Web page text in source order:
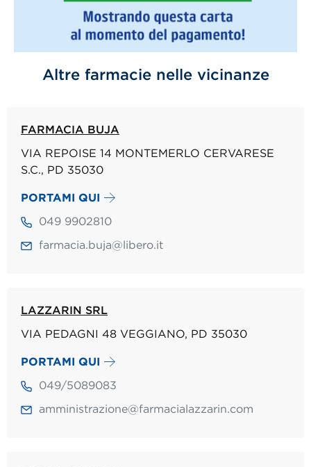
Altre farmacie nelle vicinanze
FARMACIA BUJA
VIA REPOISE 14 MONTEMERLO CERVARESE
S.C., PD 35030
PORTAMI QUI
049 9902810
farmacia.buja@libero.it
LAZZARIN SRL
VIA PEDAGNI 48 VEGGIANO, PD 35030
PORTAMI QUI
049/5089083
amministrazione@farmacialazzarin.com